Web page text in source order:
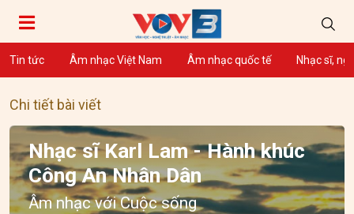
Tin tức Âm nhạc Việt Nam Âm nhạc quốc tế Nhạc sĩ,
Chi tiết bài viết
Nhạc sĩ Karl Lam - Hành khúc
Công An Nhân Dân
Âm nhạc với Cuộc sống